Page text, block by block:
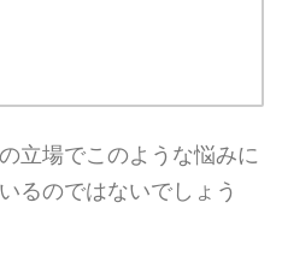
立場でこのような悩みに
るのではないでしょう